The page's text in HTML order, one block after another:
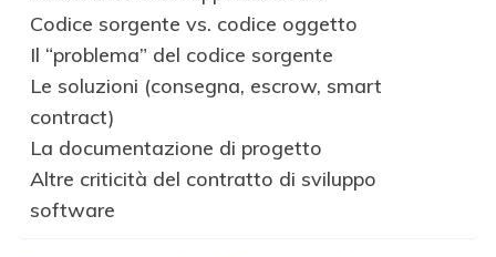
Codice sorgente vs. codice oggetto
Il “problema” del codice sorgente
Le soluzioni (consegna, escrow, smart
contract)
La documentazione di progetto
Altre criticità del contratto di sviluppo
software